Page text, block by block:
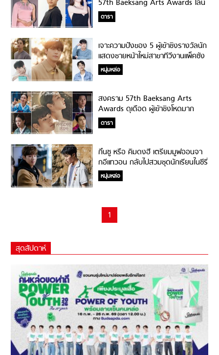
57th Baeksang Arts Awards ไลน์
อัพแน่น #ซงจุงกิก็มา
ดารา
เจาะความปังของ 5 ผู้เข้าชิงรางวัลนัก
แสดงชายหน้าใหม่สาขาทีวีงานแพ็คซัง
2021!
หนุ่มหล่อ
สงคราม 57th Baeksang Arts
Awards ดุเดือด ผู้เข้าชิงโหดมาก
#งานนี้ลุ้นตัวเกร็ง
ดารา
กึนซู หรือ คิมดงฮี เตรียมมูฟออนจา
กอีแทวอน กลับไปสวมชุดนักเรียนในซีรี่
ย์เกาหลีเรื่องใหม่จาก Netflix
หนุ่มหล่อ
1
สุดสัปดาห์